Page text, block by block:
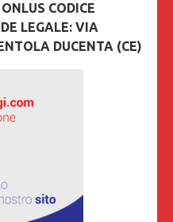
CODICE
LEGALE: VIA
DUCENTA (CE)